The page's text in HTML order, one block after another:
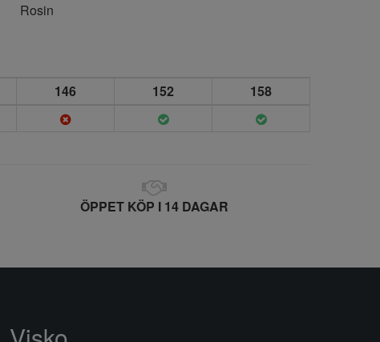
Rosin
146 152
158
ÖPPET KÖP I 14 DAGAR